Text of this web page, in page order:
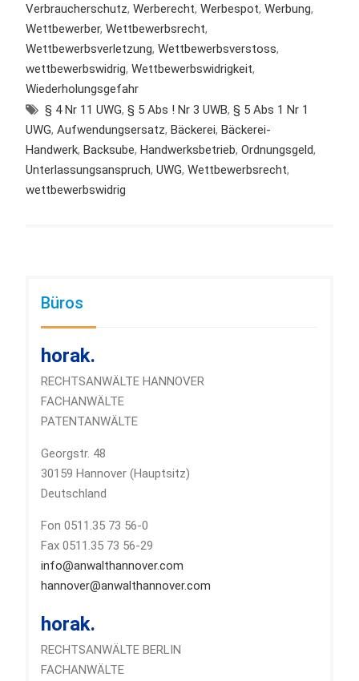
Verbraucherschutz, Werberecht, Werbespot, Werbung,
Wettbewerber, Wettbewerbsrecht,
Wettbewerbsverletzung, Wettbewerbsverstoss,
wettbewerbswidrig, Wettbewerbswidrigkeit,
Wiederholungsgefahr
§ 4 Nr 11 UWG, § 5 Abs ! Nr 3 UWB, § 5 Abs 1 Nr 1
UWG, Aufwendungsersatz, Bäckerei, Bäckerei-
Handwerk, Backsube, Handwerksbetrieb, Ordnungsgeld,
Unterlassungsanspruch, UWG, Wettbewerbsrecht,
wettbewerbswidrig
Büros
horak.
RECHTSANWÄLTE HANNOVER
FACHANWÄLTE
PATENTANWÄLTE
Georgstr. 48
30159 Hannover (Hauptsitz)
Deutschland
Fon 0511.35 73 56-0
Fax 0511.35 73 56-29
info@anwalthannover.com
hannover@anwalthannover.com
horak.
RECHTSANWÄLTE BERLIN
FACHANWÄLTE